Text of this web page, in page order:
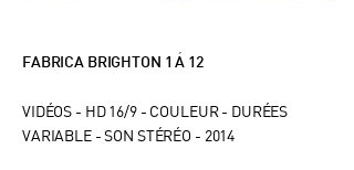
FABRICA BRIGHTON 1 Á 12
VIDÉOS - HD 16/9 - COULEUR - DURÉES
VARIABLE - SON STÉRÉO - 2014